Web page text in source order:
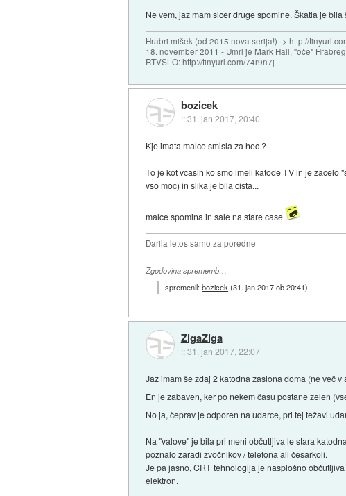
Ne vem, jaz mam sicer druge spomine. Škatla je
Hrabri mišek (od 2015 nova serija!) -> http://
18. november 2011 - Umrl je Mark Hall, "oče"
RTVSLO: http://tinyurl.com/74r9n7j
bozicek
::31. jan 2017, 20:40
Kje imata malce smisla za hec ?
To je kot vcasih ko smo imeli katode TV in je zacelo
vso moc) in slika je bila cista...
malce spomina in sale na stare case
Darila letos samo za poredne
Zgodovina sprememb…
spremenil:bozicek (31. jan 2017 ob 20:41)
ZigaZiga
::31. jan 2017, 22:07
Jaz imam še zdaj 2 katodna zaslona doma (ne več
En je zabaven, ker po nekem času postane zelen
No ja, čeprav je odporen na udarce, pri tej težavi
Na "valove" je bila pri meni občutljiva le stara
poznalo zaradi zvočnikov / telefona ali česarkoli.
Je pa jasno, CRT tehnologija je nasplošno
elektron.